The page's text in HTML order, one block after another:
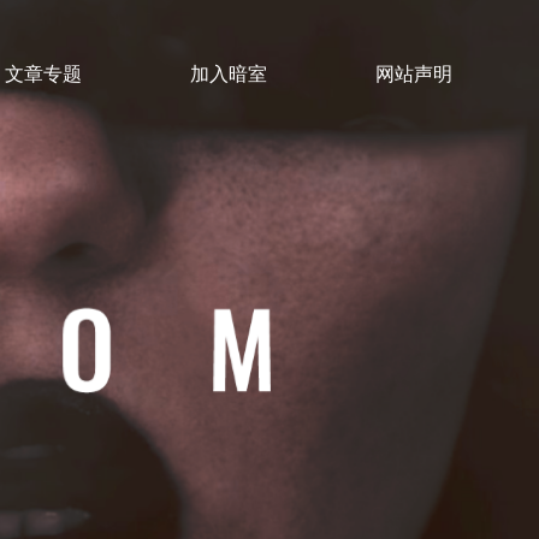
文章专题 加入暗室 网站声明